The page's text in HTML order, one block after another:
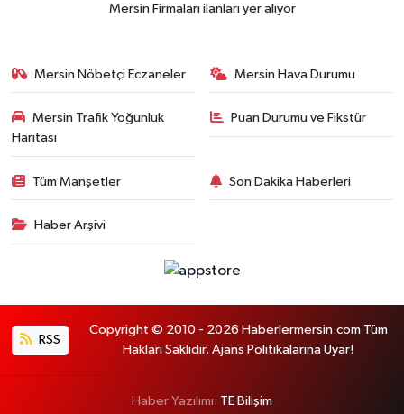
Mersin Firmaları ilanları yer alıyor
Mersin Nöbetçi Eczaneler Mersin Hava Durumu
Mersin Trafik Yoğunluk
Haritası
Puan Durumu ve Fikstür
Tüm Manşetler Son Dakika Haberleri
Haber Arşivi
RSS
Copyright © 2010 - 2026 Haberlermersin.com Tüm
Hakları Saklıdır. Ajans Politikalarına Uyar!
Haber Yazılımı: TE Bilişim